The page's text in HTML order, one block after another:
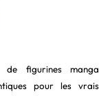
de figurines manga
pour les vrais